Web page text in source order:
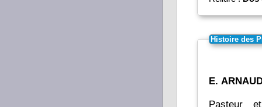
Histoire des
E.
Pasteur